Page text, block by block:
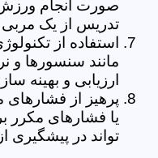
صورت انجام
تدریس از یک
استفاده از
مانند سنسورها و
ارزیابی و بهینه
پرهیز از
یا فشارهای
تواند در پیشگیری